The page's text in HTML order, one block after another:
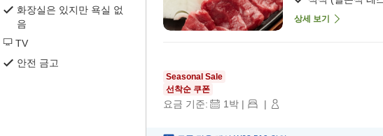
화장실은 있지만 욕실 없
음
TV
안전 금고
상세 보기
Seasonal Sale
선착순 쿠폰
요금 기준: 1박 | |